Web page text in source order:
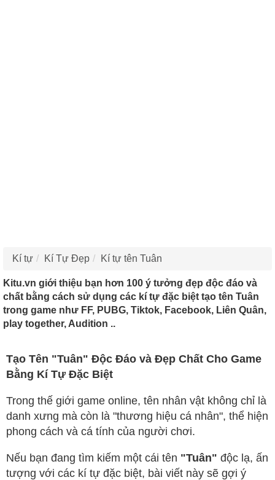
Kí tự Kí Tự Đẹp Kí tự tên Tuân
Kitu.vn giới thiệu bạn hơn 100 ý tưởng đẹp độc đáo và
chất bằng cách sử dụng các kí tự đặc biệt tạo tên Tuân
trong game như FF, PUBG, Tiktok, Facebook, Liên Quân,
play together, Audition ..
Tạo Tên "Tuân" Độc Đáo và Đẹp Chất Cho Game
Bằng Kí Tự Đặc Biệt
Trong thế giới game online, tên nhân vật không chỉ là
danh xưng mà còn là "thương hiệu cá nhân", thể hiện
phong cách và cá tính của người chơi.
Nếu bạn đang tìm kiếm một cái tên "Tuân" độc lạ, ấn
tượng với các kí tự đặc biệt, bài viết này sẽ gợi ý